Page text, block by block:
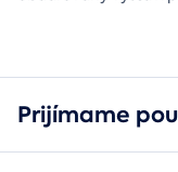
absolvovaní tam
Môžete vybrať z
Prijímame